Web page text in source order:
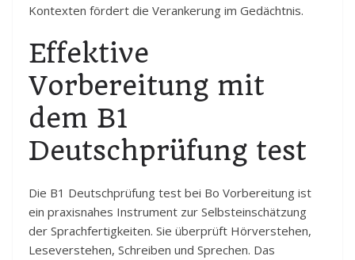
Kontexten fördert die Verankerung im Gedächtnis.
Effektive
Vorbereitung mit
dem B1
Deutschprüfung test
Die B1 Deutschprüfung test bei Bo Vorbereitung ist
ein praxisnahes Instrument zur Selbsteinschätzung
der Sprachfertigkeiten. Sie überprüft Hörverstehen,
Leseverstehen, Schreiben und Sprechen. Das